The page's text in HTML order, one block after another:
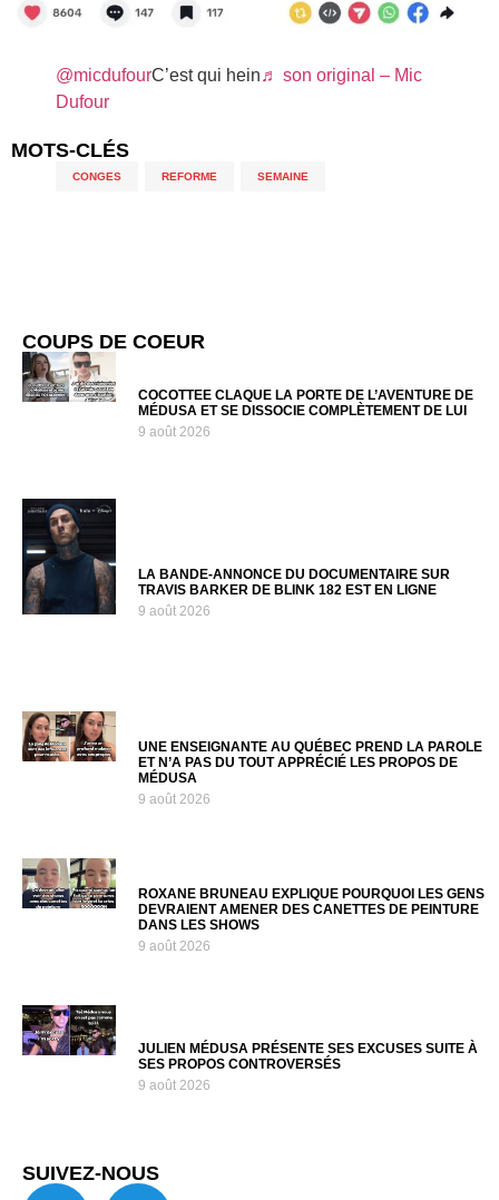
@micdufourC’est qui hein♬ son original – Mic
Dufour
MOTS-CLÉS
CONGES REFORME SEMAINE
COUPS DE COEUR
COCOTTEE CLAQUE LA PORTE DE L’AVENTURE DE
MÉDUSA ET SE DISSOCIE COMPLÈTEMENT DE LUI
9 août 2026
LA BANDE-ANNONCE DU DOCUMENTAIRE SUR
TRAVIS BARKER DE BLINK 182 EST EN LIGNE
9 août 2026
UNE ENSEIGNANTE AU QUÉBEC PREND LA PAROLE
ET N’A PAS DU TOUT APPRÉCIÉ LES PROPOS DE
MÉDUSA
9 août 2026
ROXANE BRUNEAU EXPLIQUE POURQUOI LES GENS
DEVRAIENT AMENER DES CANETTES DE PEINTURE
DANS LES SHOWS
9 août 2026
JULIEN MÉDUSA PRÉSENTE SES EXCUSES SUITE À
SES PROPOS CONTROVERSÉS
9 août 2026
SUIVEZ-NOUS